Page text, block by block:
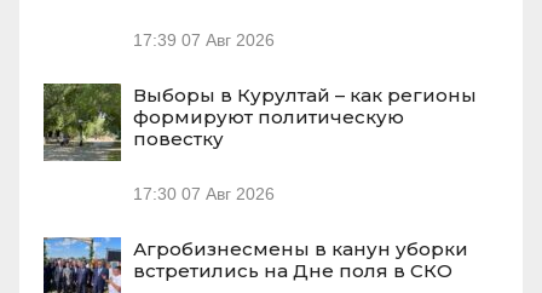
17:39 07 Авг 2026
Выборы в Курултай – как регионы
формируют политическую
повестку
17:30 07 Авг 2026
Агробизнесмены в канун уборки
встретились на Дне поля в СКО